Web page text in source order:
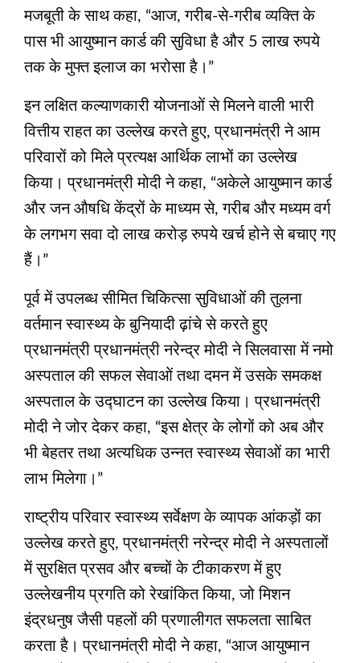
मजबूती के साथ कहा, “आज, गरीब-से-गरीब व्यक्ति के
पास भी आयुष्मान कार्ड की सुविधा है और 5 लाख रुपये
तक के मुफ्त इलाज का भरोसा है।”
इन लक्षित कल्याणकारी योजनाओं से मिलने वाली भारी
वित्तीय राहत का उल्लेख करते हुए, प्रधानमंत्री ने आम
परिवारों को मिले प्रत्यक्ष आर्थिक लाभों का उल्लेख
किया। प्रधानमंत्री मोदी ने कहा, “अकेले आयुष्मान कार्ड
और जन औषधि केंद्रों के माध्यम से, गरीब और मध्यम वर्ग
के लगभग सवा दो लाख करोड़ रुपये खर्च होने से बचाए गए
हैं।”
पूर्व में उपलब्ध सीमित चिकित्सा सुविधाओं की तुलना
वर्तमान स्वास्थ्य के बुनियादी ढ़ांचे से करते हुए
प्रधानमंत्री प्रधानमंत्री नरेन्द्र मोदी ने सिलवासा में नमो
अस्पताल की सफल सेवाओं तथा दमन में उसके समकक्ष
अस्पताल के उद्घाटन का उल्लेख किया। प्रधानमंत्री
मोदी ने जोर देकर कहा, “इस क्षेत्र के लोगों को अब और
भी बेहतर तथा अत्यधिक उन्नत स्वास्थ्य सेवाओं का भारी
लाभ मिलेगा।”
राष्ट्रीय परिवार स्वास्थ्य सर्वेक्षण के व्यापक आंकड़ों का
उल्लेख करते हुए, प्रधानमंत्री नरेन्द्र मोदी ने अस्पतालों
में सुरक्षित प्रसव और बच्चों के टीकाकरण में हुए
उल्लेखनीय प्रगति को रेखांकित किया, जो मिशन
इंद्रधनुष जैसी पहलों की प्रणालीगत सफलता साबित
करता है। प्रधानमंत्री मोदी ने कहा, “आज आयुष्मान